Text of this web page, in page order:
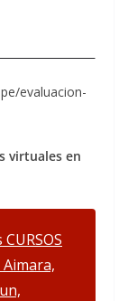
evaluacion-
virtuales en
Aimara,